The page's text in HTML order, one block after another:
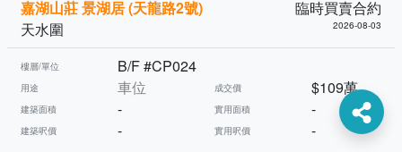
嘉湖山莊 景湖居 (天龍路2號)
臨時買賣合約
天水圍
2026-08-03
樓層/單位 B/F #CP024
用途 車位 成交價 $109萬
建築面積 - 實用面積 -
建築呎價 - 實用呎價 -